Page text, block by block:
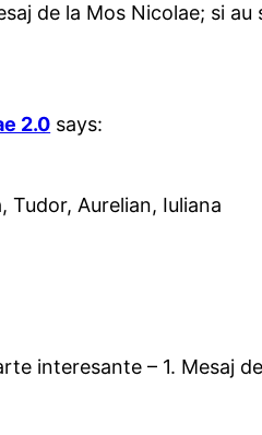
de la Mos Nicolae; si
2.0 says:
Aurelian, Iuliana
interesante – 1. Mesaj